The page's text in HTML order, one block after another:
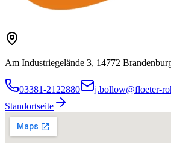
Am Industriegelände 3, 14772
03381-2122880 j.bollow@floeter-
Standortseite